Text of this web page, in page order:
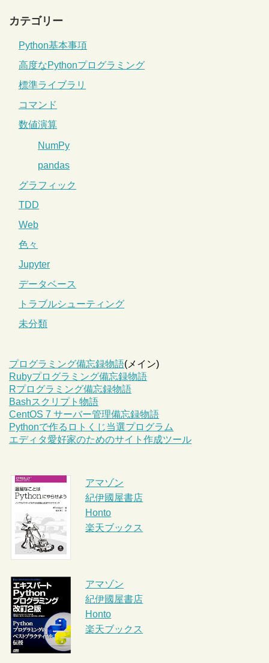
カテゴリー
Python基本事項
高度なPythonプログラミング
標準ライブラリ
コマンド
数値演算
NumPy
pandas
グラフィック
TDD
Web
色々
Jupyter
データベース
トラブルシューティング
未分類
プログラミング備忘録物語(メイン)
Rubyプログラミング備忘録物語
Rプログラミング備忘録物語
Bashスクリプト物語
CentOS 7 サーバー管理備忘録物語
Pythonで作るロトくじ当選プログラム
エディタ愛好家のためのサイト作成ツール
アマゾン
紀伊國屋書店
Honto
楽天ブックス
アマゾン
紀伊國屋書店
Honto
楽天ブックス